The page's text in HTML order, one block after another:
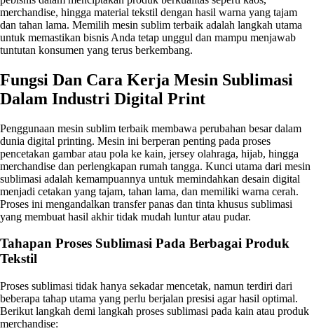
merchandise, hingga material tekstil dengan hasil warna yang tajam
dan tahan lama. Memilih mesin sublim terbaik adalah langkah utama
untuk memastikan bisnis Anda tetap unggul dan mampu menjawab
tuntutan konsumen yang terus berkembang.
Fungsi Dan Cara Kerja Mesin Sublimasi
Dalam Industri Digital Print
Penggunaan mesin sublim terbaik membawa perubahan besar dalam
dunia digital printing. Mesin ini berperan penting pada proses
pencetakan gambar atau pola ke kain, jersey olahraga, hijab, hingga
merchandise dan perlengkapan rumah tangga. Kunci utama dari mesin
sublimasi adalah kemampuannya untuk memindahkan desain digital
menjadi cetakan yang tajam, tahan lama, dan memiliki warna cerah.
Proses ini mengandalkan transfer panas dan tinta khusus sublimasi
yang membuat hasil akhir tidak mudah luntur atau pudar.
Tahapan Proses Sublimasi Pada Berbagai Produk
Tekstil
Proses sublimasi tidak hanya sekadar mencetak, namun terdiri dari
beberapa tahap utama yang perlu berjalan presisi agar hasil optimal.
Berikut langkah demi langkah proses sublimasi pada kain atau produk
merchandise: